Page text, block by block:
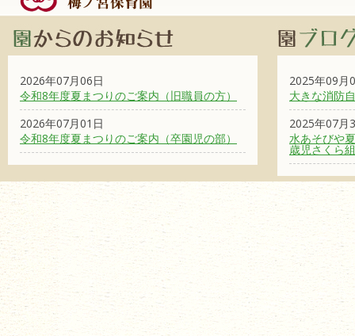
2026年07月06日
令和8年度夏まつりのご案内（旧職員の方）
2026年07月01日
令和8年度夏まつりのご案内（卒園児の部）
2025年09月
大きな消防
2025年07月
水あそびや
歳児さくら